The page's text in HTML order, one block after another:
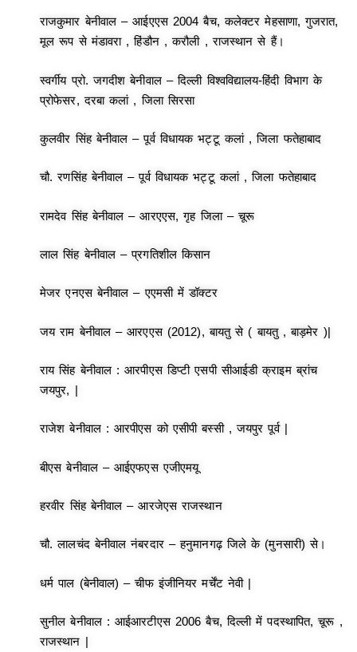
राजकुमार बेनीवाल – आईएएस 2004 बैच, कलेक्टर मेहसाणा, गुजरात,
मूल रूप से मंडावरा , हिंडौन , करौली , राजस्थान से हैं।
स्वर्गीय प्रो. जगदीश बेनीवाल – दिल्ली विश्वविद्यालय-हिंदी विभाग के
प्रोफेसर, दरबा कलां , जिला सिरसा
कुलवीर सिंह बेनीवाल – पूर्व विधायक भट्टू कलां , जिला फतेहाबाद
चौ. रणसिंह बेनीवाल – पूर्व विधायक भट्टू कलां , जिला फतेहाबाद
रामदेव सिंह बेनीवाल – आरएएस, गृह जिला – चूरू
लाल सिंह बेनीवाल – प्रगतिशील किसान
मेजर एनएस बेनीवाल – एएमसी में डॉक्टर
जय राम बेनीवाल – आरएएस (2012), बायतु से ( बायतु , बाड़मेर )|
राय सिंह बेनीवाल : आरपीएस डिप्टी एसपी सीआईडी क्राइम ब्रांच
जयपुर, |
राजेश बेनीवाल : आरपीएस को एसीपी बस्सी , जयपुर पूर्व |
बीएस बेनीवाल – आईएफएस एजीएमयू
हरवीर सिंह बेनीवाल – आरजेएस राजस्थान
चौ. लालचंद बेनीवाल नंबरदार – हनुमानगढ़ जिले के (मुनसारी) से।
धर्म पाल (बेनीवाल) – चीफ इंजीनियर मर्चेंट नेवी |
सुनील बेनीवाल : आईआरटीएस 2006 बैच, दिल्ली में पदस्थापित, चूरू ,
राजस्थान |